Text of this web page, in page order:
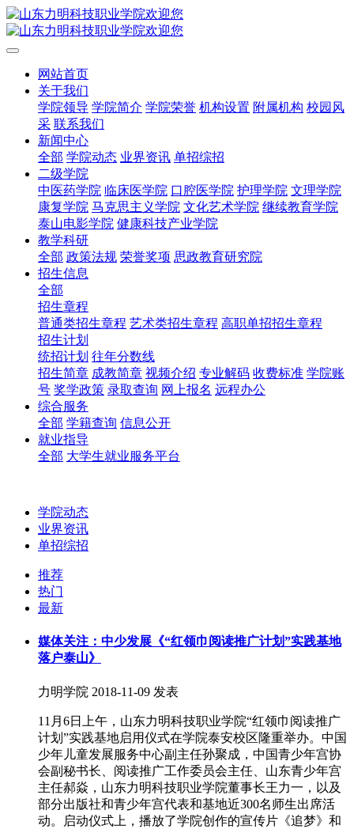
网站首页
关于我们
学院领导 学院简介 学院荣誉 机构设置 附属机构 校园风
采 联系我们
新闻中心
全部 学院动态 业界资讯 单招综招
二级学院
中医药学院 临床医学院 口腔医学院 护理学院 文理学院
康复学院 马克思主义学院 文化艺术学院 继续教育学院
泰山电影学院 健康科技产业学院
教学科研
全部 政策法规 荣誉奖项 思政教育研究院
招生信息
全部
招生章程
普通类招生章程 艺术类招生章程 高职单招招生章程
招生计划
统招计划 往年分数线
招生简章 成教简章 视频介绍 专业解码 收费标准 学院账
号 奖学政策 录取查询 网上报名 远程办公
综合服务
全部 学籍查询 信息公开
就业指导
全部 大学生就业服务平台
学院动态
业界资讯
单招综招
推荐
热门
最新
媒体关注：中少发展《“红领巾阅读推广计划”实践基地
落户泰山》
力明学院 2018-11-09 发表
11月6日上午，山东力明科技职业学院“红领巾阅读推广
计划”实践基地启用仪式在学院泰安校区隆重举办。中国
少年儿童发展服务中心副主任孙聚成，中国青少年宫协
会副秘书长、阅读推广工作委员会主任、山东青少年宫
主任郝焱，山东力明科技职业学院董事长王力一，以及
部分出版社和青少年宫代表和基地近300名师生出席活
动。启动仪式上，播放了学院创作的宣传片《追梦》和